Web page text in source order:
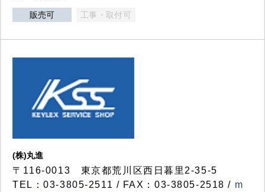
販売可 工事・取付可
(株)丸進
〒116-0013 東京都荒川区西日暮里2-35-5
TEL：03-3805-2511 / FAX：03-3805-2518 / m